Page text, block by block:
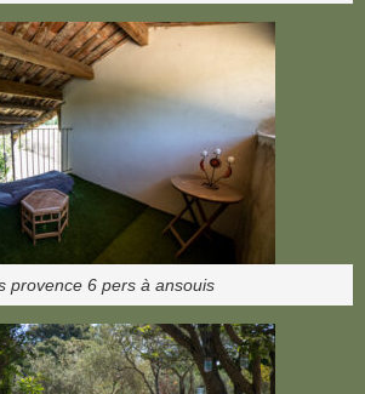
provence 6 pers à ansouis